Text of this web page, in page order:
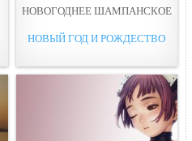
НОВОГОДНЕЕ ШАМПАНСКОЕ
НОВЫЙ ГОД И РОЖДЕСТВО